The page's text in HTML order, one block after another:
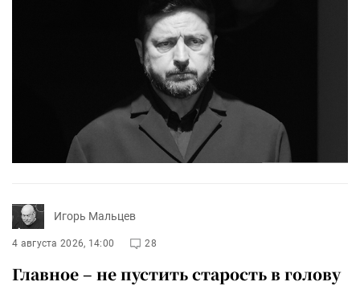
Игорь Мальцев
4 августа 2026, 14:00 28
Главное – не пустить старость в голову